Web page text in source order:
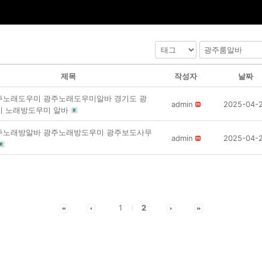
제목 작성자 날짜
노래도우미 광주노래도우미알바 경기도 광
노래방도우미 알바
admin 2025-04-
노래방알바 광주노래방도우미 광주보도사무
admin 2025-04-
1 2